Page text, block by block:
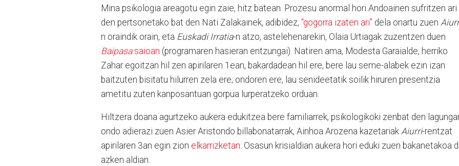
Mina psikologia areagotu egin zaie, hitz batean. Prozesu anormal hori Andoainen sufritzen ari
den pertsonetako bat den Nati Zalakainek, adibidez, “gogorra izaten ari” dela onartu zuen
n oraindik orain, eta Euskadi Irratia-n atzo, astelehenarekin, Olaia Urtiagak zuzentzen duen
Baipasasaioan (programaren hasieran entzungai). Natiren ama, Modesta Garaialde, herriko
Zahar egoitzan hil zen apirilaren 1ean, bakardadean hil ere, bere lau seme-alabek ezin izan
baitzuten bisitatu hilurren zela ere; ondoren ere, lau senideetatik soilik hiruren presentzia
ametitu zuten kanposantuan gorpua lurperatzeko orduan.
Hiltzera doana agurtzeko aukera edukitzea bere familiarrek, psikologikoki zenbat den
ondo adierazi zuen Asier Aristondo billabonatarrak, Ainhoa Arozena kazetariak Aiurri-rentzat
apirilaren 3an egin zion elkarrizketan. Osasun krisialdian aukera hori eduki zuen bakanetakoa
azken aldian.